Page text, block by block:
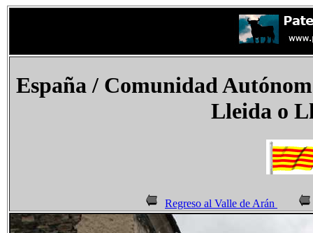
España / Comunidad
Lleida o
Regreso al Valle de Arán